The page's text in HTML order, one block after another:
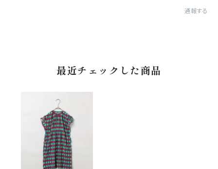
通報する
最近チェックした商品